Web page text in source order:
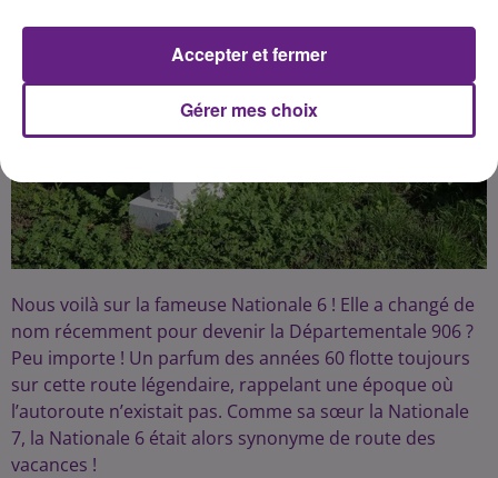
Nous voilà sur la fameuse Nationale 6 ! Elle a changé de
nom récemment pour devenir la Départementale 906 ?
Peu importe ! Un parfum des années 60 flotte toujours
sur cette route légendaire, rappelant une époque où
l’autoroute n’existait pas. Comme sa sœur la Nationale
7, la Nationale 6 était alors synonyme de route des
vacances !
Gérer mes choix
Accepter et fermer